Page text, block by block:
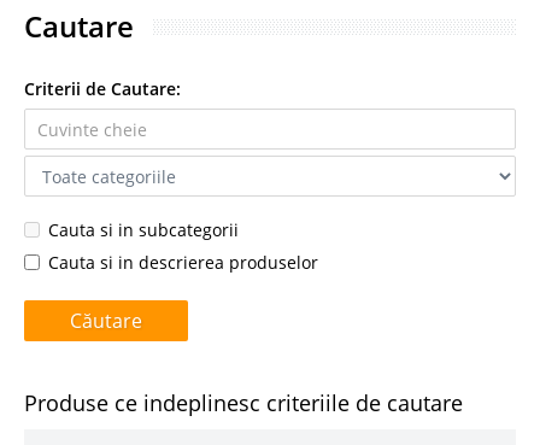
Cautare
Criterii de Cautare:
Cauta si in subcategorii
Cauta si in descrierea produselor
Produse ce indeplinesc criteriile de cautare